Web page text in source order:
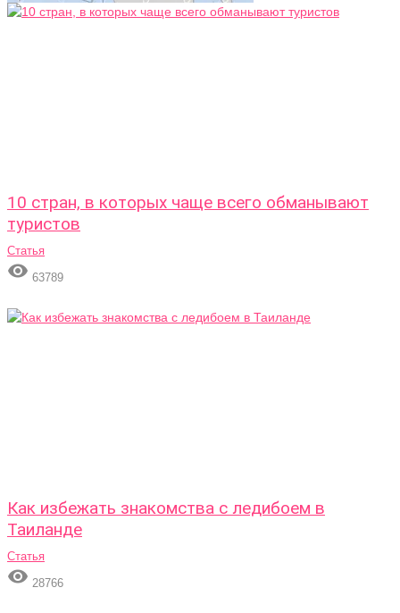
10 стран, в которых чаще всего обманывают
туристов
Статья
 63789
Как избежать знакомства с ледибоем в
Таиланде
Статья
 28766